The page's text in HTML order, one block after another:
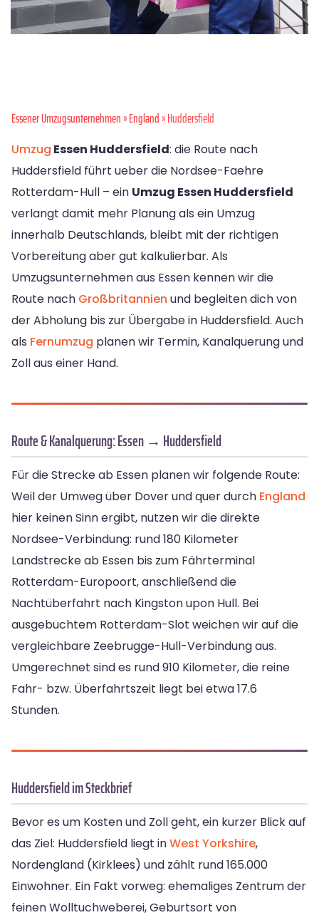
Essener Umzugsunternehmen»England» Huddersfield
Umzug Essen Huddersfield: die Route nach
Huddersfield führt ueber die Nordsee-Faehre
Rotterdam-Hull – ein Umzug Essen Huddersfield
verlangt damit mehr Planung als ein Umzug
innerhalb Deutschlands, bleibt mit der richtigen
Vorbereitung aber gut kalkulierbar. Als
Umzugsunternehmen aus Essen kennen wir die
Route nach Großbritannien und begleiten dich von
der Abholung bis zur Übergabe in Huddersfield. Auch
als Fernumzug planen wir Termin, Kanalquerung und
Zoll aus einer Hand.
Route & Kanalquerung: Essen → Huddersfield
Für die Strecke ab Essen planen wir folgende Route:
Weil der Umweg über Dover und quer durch England
hier keinen Sinn ergibt, nutzen wir die direkte
Nordsee-Verbindung: rund 180 Kilometer
Landstrecke ab Essen bis zum Fährterminal
Rotterdam-Europoort, anschließend die
Nachtüberfahrt nach Kingston upon Hull. Bei
ausgebuchtem Rotterdam-Slot weichen wir auf die
vergleichbare Zeebrugge-Hull-Verbindung aus.
Umgerechnet sind es rund 910 Kilometer, die reine
Fahr- bzw. Überfahrtszeit liegt bei etwa 17.6
Stunden.
Huddersfield im Steckbrief
Bevor es um Kosten und Zoll geht, ein kurzer Blick auf
das Ziel: Huddersfield liegt inWest Yorkshire,
Nordengland (Kirklees) und zählt rund 165.000
Einwohner. Ein Fakt vorweg: ehemaliges Zentrum der
feinen Wolltuchweberei, Geburtsort von